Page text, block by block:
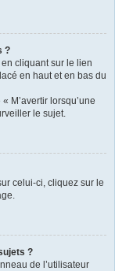
?
cliquant sur le lien
en haut et en bas du
M’avertir lorsqu’une
le sujet.
celui-ci, cliquez sur le
?
de l’utilisateur